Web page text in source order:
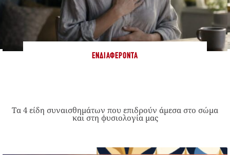
ΕΝΔΙΑΦΈΡΟΝΤΑ
Τα 4 είδη συναισθημάτων που επιδρούν άμεσα στο σώμα
και στη φυσιολογία μας